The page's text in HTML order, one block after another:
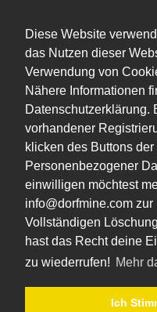
Diese Website
das Nutzen dieser
Verwendung von
Nähere Informationen
Datenschutzerklärung.
vorhandener
klicken des Buttons
Personenbezogener
einwilligen möchtest
info@dorfmine.com
Vollständigen
hast das Recht deine
zu wiederrufen! Mehr
Ich